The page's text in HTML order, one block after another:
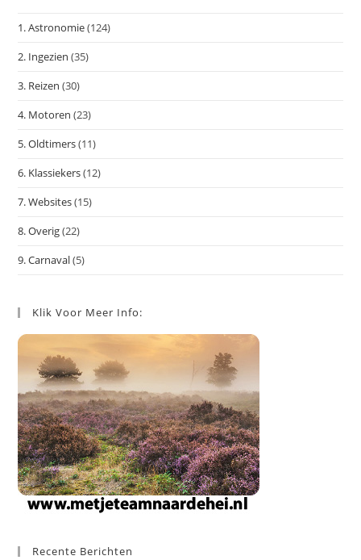
1. Astronomie(124)
2. Ingezien (35)
3. Reizen (30)
4. Motoren (23)
5. Oldtimers(11)
6. Klassiekers(12)
7. Websites(15)
8. Overig(22)
9. Carnaval(5)
Klik Voor Meer Info:
Recente Berichten